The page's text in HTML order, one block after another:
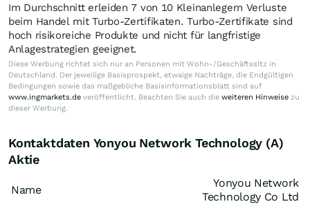
Im Durchschnitt erleiden 7 von 10 Kleinanlegern Verluste
beim Handel mit Turbo-Zertifikaten. Turbo-Zertifikate sind
hoch risikoreiche Produkte und nicht für langfristige
Anlagestrategien geeignet.
Diese Werbung richtet sich nur an Personen mit Wohn-/Geschäftssitz in
Deutschland. Der jeweilige Basisprospekt, etwaige Nachträge, die Endgültigen
Bedingungen sowie das maßgebliche Basisinformationsblatt sind auf
www.ingmarkets.de veröffentlicht. Beachten Sie auch die weiteren Hinweise zu
dieser Werbung.
Kontaktdaten Yonyou Network Technology (A)
Aktie
Name
Yonyou Network
Technology Co Ltd